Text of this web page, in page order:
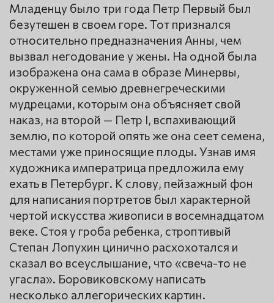
Младенцу было три года Петр Первый был
безутешен в своем горе. Тот признался
относительно предназначения Анны, чем
вызвал негодование у жены. На одной была
изображена она сама в образе Минервы,
окруженной семью древнегреческими
мудрецами, которым она объясняет свой
наказ, на второй — Петр I, вспахивающий
землю, по которой опять же она сеет семена,
местами уже приносящие плоды. Узнав имя
художника императрица предложила ему
ехать в Петербург. К слову, пейзажный фон
для написания портретов был характерной
чертой искусства живописи в восемнадцатом
веке. Стоя у гроба ребенка, строптивый
Степан Лопухин цинично расхохотался и
сказал во всеуслышание, что «свеча-то не
угасла». Боровиковскому написать
несколько аллегорических картин.